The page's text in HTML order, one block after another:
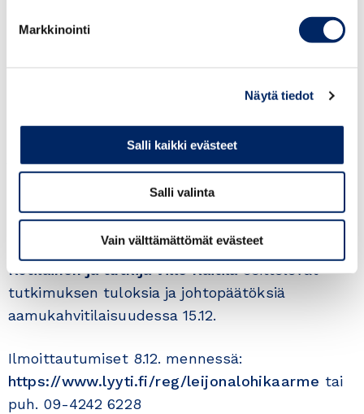
Markkinointi
Näytä tiedot
Salli kaikki evästeet
Salli valinta
Vain välttämättömät evästeet
Aika:perjantai 15.12.2017 klo 9.00-10.30
WTC Helsinki, Aleksanterinkatu 17,
Helsinki
taloussuhteet”. Tutkimuksessa on haastateltu
myös kauppayhdistyksen jäsenyritysten
edustajia.
Selvityksen tekijättutkimusjohtaja Markku
Kotilainen ja tutkija Ville Kaitilaesittelevät
tutkimuksen tuloksia ja johtopäätöksiä
aamukahvitilaisuudessa 15.12.
Ilmoittautumiset 8.12. mennessä:
https://www.lyyti.fi/reg/leijonalohikaarme tai
puh. 09-4242 6228